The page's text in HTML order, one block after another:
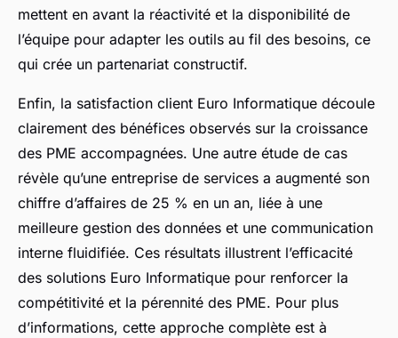
mettent en avant la réactivité et la disponibilité de
l’équipe pour adapter les outils au fil des besoins, ce
qui crée un partenariat constructif.
Enfin, la satisfaction client Euro Informatique découle
clairement des bénéfices observés sur la croissance
des PME accompagnées. Une autre étude de cas
révèle qu’une entreprise de services a augmenté son
chiffre d’affaires de 25 % en un an, liée à une
meilleure gestion des données et une communication
interne fluidifiée. Ces résultats illustrent l’efficacité
des solutions Euro Informatique pour renforcer la
compétitivité et la pérennité des PME. Pour plus
d’informations, cette approche complète est à